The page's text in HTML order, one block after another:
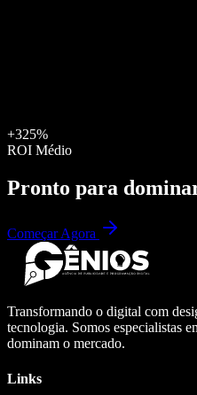
+325%
ROI Médio
Pronto para
Começar Agora
Transformando o digital com
tecnologia. Somos especialistas
dominam o mercado.
Links